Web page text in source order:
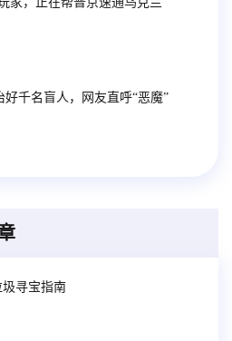
好千名盲人，网友直呼“恶魔”
寻宝指南